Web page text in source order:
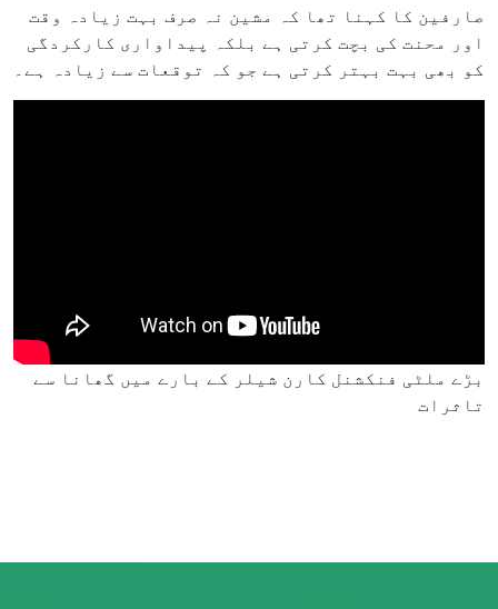
صارفین کا کہنا تھا کہ مشین نہ صرف بہت زیادہ وقت
اور محنت کی بچت کرتی ہے بلکہ پیداواری کارکردگی
کو بھی بہت بہتر کرتی ہے جو کہ توقعات سے زیادہ ہے۔
بڑے ملٹی فنکشنل کارن شیلر کے بارے میں گھانا سے
تاثرات